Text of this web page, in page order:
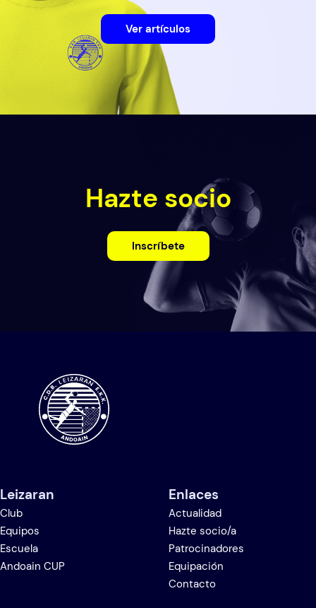
Ver artículos
Hazte socio
Inscríbete
Leizaran
Club
Equipos
Escuela
Andoain CUP
Enlaces
Actualidad
Hazte socio/a
Patrocinadores
Equipación
Contacto